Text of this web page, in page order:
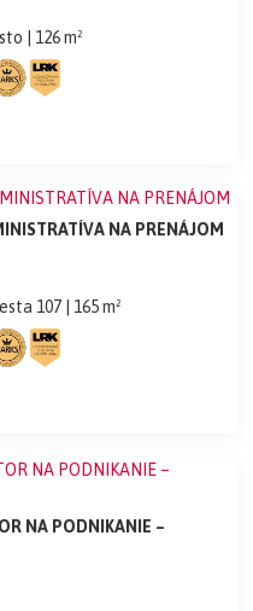
| 126 m²
NA PRENÁJOM
107 | 165 m²
NA PODNIKANIE –